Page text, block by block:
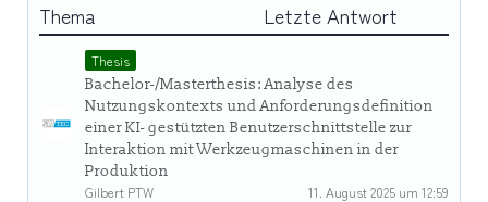
Thema Letzte Antwort
Thesis
Bachelor-/Masterthesis: Analyse des
Nutzungskontexts und Anforderungsdefinition
einer KI- gestützten Benutzerschnittstelle zur
Interaktion mit Werkzeugmaschinen in der
Produktion
Gilbert PTW
11. August 2025 um 12:59